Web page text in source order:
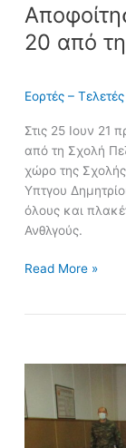
20 από
Εορτές –
Στις 25 Ιουν 21
από τη Σχολή
χώρο της
Υπτγου
όλους και
Ανθλγούς.
Read More »
ΥΦΕΘΑ
Αλκιβιάδη